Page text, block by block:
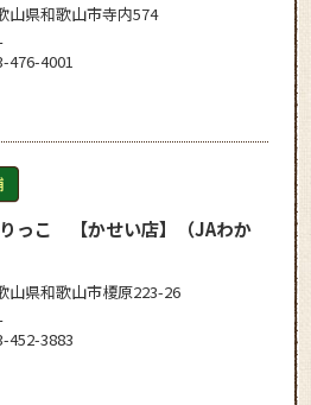
山県和歌山市寺内574
476-4001
っこ 【かせい店】
（JAわか
山県和歌山市榎原223-26
452-3883